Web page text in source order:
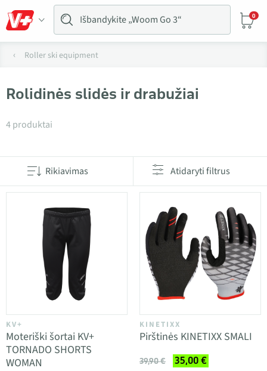
0
Roller ski equipment
Rolidinės slidės ir drabužiai
Produktai kategorijoje Rolidinės slidės ir drabužiai
4 produktai
Rikiavimas Atidaryti filtrus
KV+
Moteriški šortai KV+
TORNADO SHORTS
WOMAN
KINETIXX
Pirštinės KINETIXX SMALI
39,90 € 35,00 €